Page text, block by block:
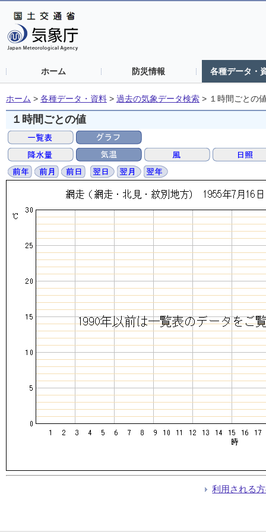
ホーム 防災情報 各種データ・
ホーム > 各種データ・資料 > 過去の気象データ検索 > １時間ごとの
１時間ごとの値
利用される